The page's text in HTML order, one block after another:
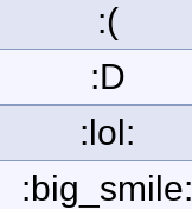
:(
:D
:lol:
:big_smile: